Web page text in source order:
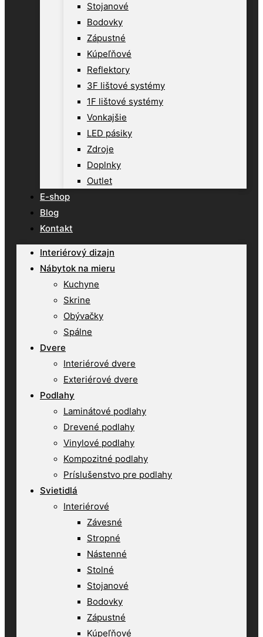
Stojanové
Bodovky
Zápustné
Kúpeľňové
Reflektory
3F lištové systémy
1F lištové systémy
Vonkajšie
LED pásiky
Zdroje
Doplnky
Outlet
E-shop
Blog
Kontakt
Interiérový dizajn
Nábytok na mieru
Kuchyne
Skrine
Obývačky
Spálne
Dvere
Interiérové dvere
Exteriérové dvere
Podlahy
Laminátové podlahy
Drevené podlahy
Vinylové podlahy
Kompozitné podlahy
Príslušenstvo pre podlahy
Svietidlá
Interiérové
Závesné
Stropné
Nástenné
Stolné
Stojanové
Bodovky
Zápustné
Kúpeľňové